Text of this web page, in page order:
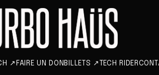
↗ FAIRE UN DON BILLETS ↗ TECH RIDER